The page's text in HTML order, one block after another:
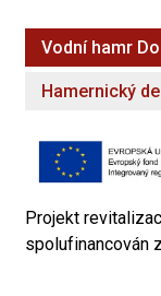
Vodní hamr
Hamernický
Projekt
spolufinancován